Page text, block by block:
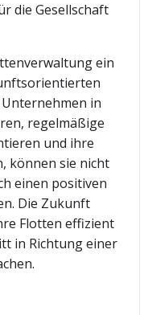
die Gesellschaft
ein
in
regelmäßige
und ihre
können sie nicht
einen positiven
Die Zukunft
Flotten effizient
in Richtung einer